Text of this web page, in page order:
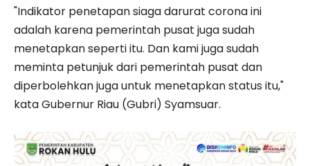
"Indikator penetapan siaga darurat corona ini
adalah karena pemerintah pusat juga sudah
menetapkan seperti itu. Dan kami juga sudah
meminta petunjuk dari pemerintah pusat dan
diperbolehkan juga untuk menetapkan status itu,"
kata Gubernur Riau (Gubri) Syamsuar.